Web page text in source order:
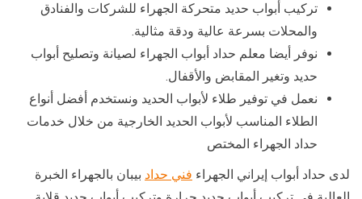
تركيب أبواب حديد متحركة الجهراء للشركات والفنادق
والمحلات بسرعة عالية ودقة مثالية.
نوفر أيضا معلم حداد أبواب الجهراء لصيانة وتصليح أبواب
حديد وتغير المقابض والأقفال.
نعمل في توفير طلاء لأبواب الحديد ونستخدم أفضل أنواع
الطلاء المناسب لأبواب الحديد الخارجية من خلال خدمات
حداد الجهراء المختص
لدى حداد أبواب إيراني الجهراء فني حداد بيبان بالجهراء الخبرة